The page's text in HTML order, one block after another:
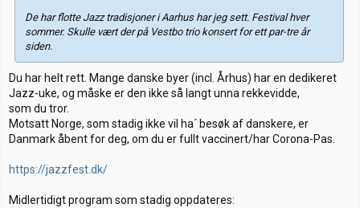
De har flotte Jazz tradisjoner i Aarhus har jeg sett. Festival hver
sommer. Skulle vært der på Vestbo trio konsert for ett par-tre år
siden.
Du har helt rett. Mange danske byer (incl. Århus) har en dedikeret
Jazz-uke, og måske er den ikke så langt unna rekkevidde,
som du tror.
Motsatt Norge, som stadig ikke vil ha´ besøk af danskere, er
Danmark åbent for deg, om du er fullt vaccinert/har Corona-Pas.
https://jazzfest.dk/
Midlertidigt program som stadig oppdateres: